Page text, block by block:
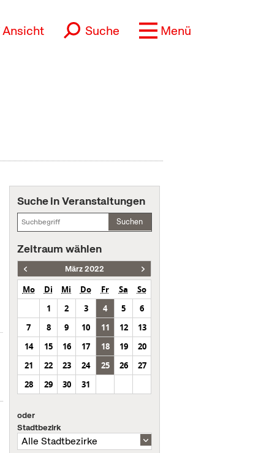
Ansicht Suche Menü
Suche in Veranstaltungen
Suchen
Zeitraum wählen
März 2022
Mo Di Mi Do Fr Sa
So
1
2 3 4 5
6
7
8 9 10 11 12
13
14
15 16 17 18 19
20
21
22 23 24 25 26
27
28
29 30 31
oder
Stadtbezirk